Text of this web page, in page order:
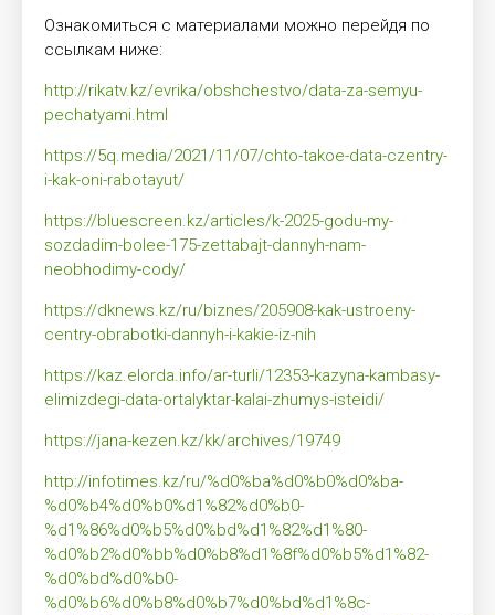
Ознакомиться с материалами можно перейдя по
ссылкам ниже:
http://rikatv.kz/evrika/obshchestvo/data-za-semyu-
pechatyami.html
https://5q.media/2021/11/07/chto-takoe-data-czentry-
i-kak-oni-rabotayut/
https://bluescreen.kz/articles/k-2025-godu-my-
sozdadim-bolee-175-zettabajt-dannyh-nam-
neobhodimy-cody/
https://dknews.kz/ru/biznes/205908-kak-ustroeny-
centry-obrabotki-dannyh-i-kakie-iz-nih
https://kaz.elorda.info/ar-turli/12353-kazyna-kambasy-
elimizdegi-data-ortalyktar-kalai-zhumys-isteidi/
https://jana-kezen.kz/kk/archives/19749
http://infotimes.kz/ru/%d0%ba%d0%b0%d0%ba-
%d0%b4%d0%b0%d1%82%d0%b0-
%d1%86%d0%b5%d0%bd%d1%82%d1%80-
%d0%b2%d0%bb%d0%b8%d1%8f%d0%b5%d1%82-
%d0%bd%d0%b0-
%d0%b6%d0%b8%d0%b7%d0%bd%d1%8c-